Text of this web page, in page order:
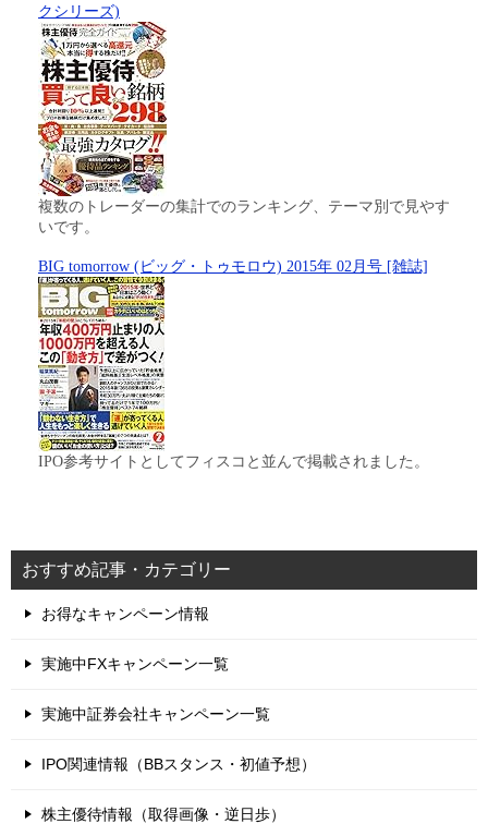
クシリーズ)
複数のトレーダーの集計でのランキング、テーマ別で見やす
いです。
BIG tomorrow (ビッグ・トゥモロウ) 2015年 02月号 [雑誌]
IPO参考サイトとしてフィスコと並んで掲載されました。
おすすめ記事・カテゴリー
お得なキャンペーン情報
実施中FXキャンペーン一覧
実施中証券会社キャンペーン一覧
IPO関連情報（BBスタンス・初値予想）
株主優待情報（取得画像・逆日歩）